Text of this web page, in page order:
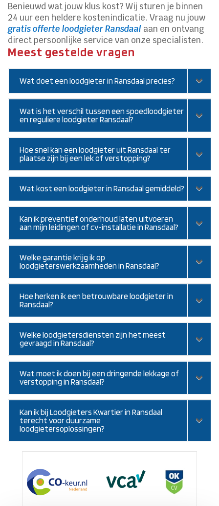
Benieuwd wat jouw klus kost? Wij sturen je binnen
24 uur een heldere kostenindicatie.​ Vraag nu jouw
gratis offerte loodgieter Ransdaal aan en ontvang
direct persoonlijke service van onze specialisten.​
Meest gestelde vragen
Wat doet een loodgieter in Ransdaal precies?
Wat is het verschil tussen een spoedloodgieter
en reguliere loodgieter Ransdaal?
Hoe snel kan een loodgieter uit Ransdaal ter
plaatse zijn bij een lek of verstopping?
Wat kost een loodgieter in Ransdaal gemiddeld?
Kan ik preventief onderhoud laten uitvoeren
aan mijn leidingen of cv-installatie in Ransdaal?
Welke garantie krijg ik op
loodgieterswerkzaamheden in Ransdaal?
Hoe herken ik een betrouwbare loodgieter in
Ransdaal?
Welke loodgietersdiensten zijn het meest
gevraagd in Ransdaal?
Wat moet ik doen bij een dringende lekkage of
verstopping in Ransdaal?
Kan ik bij Loodgieters Kwartier in Ransdaal
terecht voor duurzame
loodgietersoplossingen?